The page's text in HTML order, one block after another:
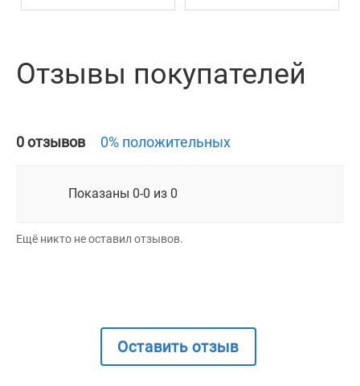
Отзывы покупателей
0 отзывов 0% положительных
Показаны 0-0 из 0
Ещё никто не оставил отзывов.
Оставить отзыв